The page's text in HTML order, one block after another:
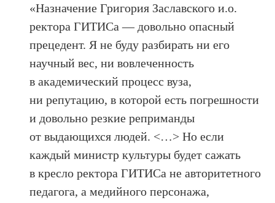
«Назначение Григория Заславского и.о.
ректора ГИТИСа — довольно опасный
прецедент. Я не буду разбирать ни его
научный вес, ни вовлеченность
в академический процесс вуза,
ни репутацию, в которой есть погрешности
и довольно резкие реприманды
от выдающихся людей. <…> Но если
каждый министр культуры будет сажать
в кресло ректора ГИТИСа не авторитетного
педагога, а медийного персонажа,